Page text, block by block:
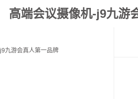
高端会议摄像机-j9九游
j9九游会真人第一品牌